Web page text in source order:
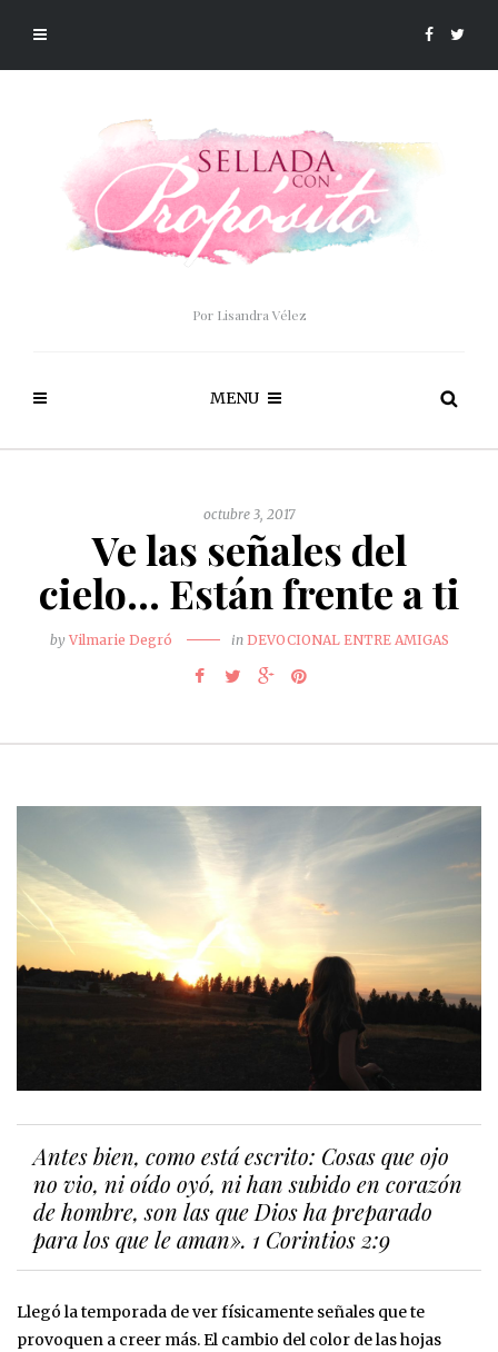
Por Lisandra Vélez
MENU
octubre 3, 2017
Ve las señales del
cielo… Están frente a ti
by Vilmarie Degró in DEVOCIONAL ENTRE AMIGAS
Antes bien, como está escrito: Cosas que ojo
no vio, ni oído oyó, ni han subido en corazón
de hombre, son las que Dios ha preparado
para los que le aman». 1 Corintios 2:9
Llegó la temporada de ver físicamente señales que te
provoquen a creer más. El cambio del color de las hojas